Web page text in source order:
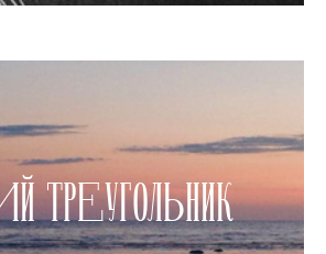
ТРЕУГОЛЬНИК